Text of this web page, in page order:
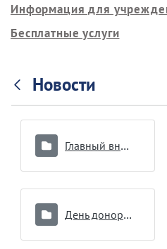
Информация для
Бесплатные услуги
Новости
Главный внештатный специалист
День донора 16.09.2024